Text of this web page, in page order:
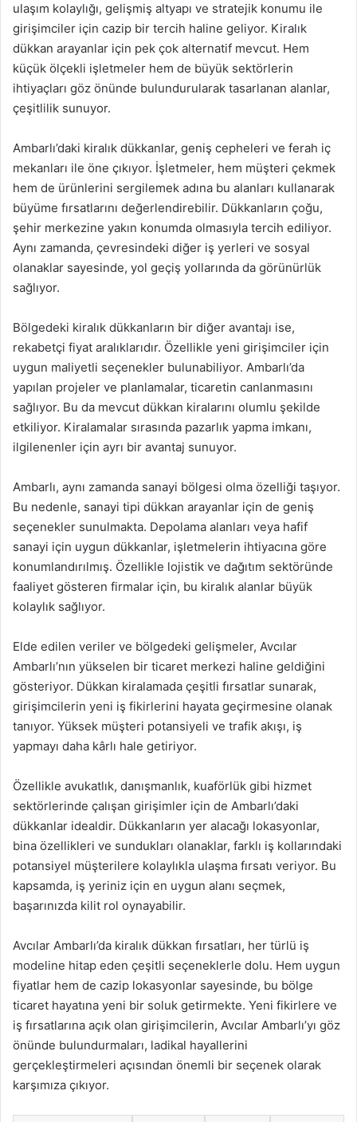
ulaşım kolaylığı, gelişmiş altyapı ve stratejik konumu ile
girişimciler için cazip bir tercih haline geliyor. Kiralık
dükkan arayanlar için pek çok alternatif mevcut. Hem
küçük ölçekli işletmeler hem de büyük sektörlerin
ihtiyaçları göz önünde bulundurularak tasarlanan alanlar,
çeşitlilik sunuyor.
Ambarlı’daki kiralık dükkanlar, geniş cepheleri ve ferah iç
mekanları ile öne çıkıyor. İşletmeler, hem müşteri çekmek
hem de ürünlerini sergilemek adına bu alanları kullanarak
büyüme fırsatlarını değerlendirebilir. Dükkanların çoğu,
şehir merkezine yakın konumda olmasıyla tercih ediliyor.
Aynı zamanda, çevresindeki diğer iş yerleri ve sosyal
olanaklar sayesinde, yol geçiş yollarında da görünürlük
sağlıyor.
Bölgedeki kiralık dükkanların bir diğer avantajı ise,
rekabetçi fiyat aralıklarıdır. Özellikle yeni girişimciler için
uygun maliyetli seçenekler bulunabiliyor. Ambarlı’da
yapılan projeler ve planlamalar, ticaretin canlanmasını
sağlıyor. Bu da mevcut dükkan kiralarını olumlu şekilde
etkiliyor. Kiralamalar sırasında pazarlık yapma imkanı,
ilgilenenler için ayrı bir avantaj sunuyor.
Ambarlı, aynı zamanda sanayi bölgesi olma özelliği taşıyor.
Bu nedenle, sanayi tipi dükkan arayanlar için de geniş
seçenekler sunulmakta. Depolama alanları veya hafif
sanayi için uygun dükkanlar, işletmelerin ihtiyacına göre
konumlandırılmış. Özellikle lojistik ve dağıtım sektöründe
faaliyet gösteren firmalar için, bu kiralık alanlar büyük
kolaylık sağlıyor.
Elde edilen veriler ve bölgedeki gelişmeler, Avcılar
Ambarlı’nın yükselen bir ticaret merkezi haline geldiğini
gösteriyor. Dükkan kiralamada çeşitli fırsatlar sunarak,
girişimcilerin yeni iş fikirlerini hayata geçirmesine olanak
tanıyor. Yüksek müşteri potansiyeli ve trafik akışı, iş
yapmayı daha kârlı hale getiriyor.
Özellikle avukatlık, danışmanlık, kuaförlük gibi hizmet
sektörlerinde çalışan girişimler için de Ambarlı’daki
dükkanlar idealdir. Dükkanların yer alacağı lokasyonlar,
bina özellikleri ve sundukları olanaklar, farklı iş kollarındaki
potansiyel müşterilere kolaylıkla ulaşma fırsatı veriyor. Bu
kapsamda, iş yeriniz için en uygun alanı seçmek,
başarınızda kilit rol oynayabilir.
Avcılar Ambarlı’da kiralık dükkan fırsatları, her türlü iş
modeline hitap eden çeşitli seçeneklerle dolu. Hem uygun
fiyatlar hem de cazip lokasyonlar sayesinde, bu bölge
ticaret hayatına yeni bir soluk getirmekte. Yeni fikirlere ve
iş fırsatlarına açık olan girişimcilerin, Avcılar Ambarlı’yı göz
önünde bulundurmaları, ladikal hayallerini
gerçekleştirmeleri açısından önemli bir seçenek olarak
karşımıza çıkıyor.